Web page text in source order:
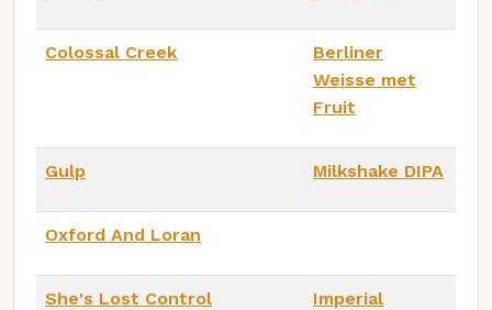
Colossal Creek
Berliner
Weisse met
Fruit
Gulp Milkshake DIPA
Oxford And Loran
She's Lost Control
Imperial